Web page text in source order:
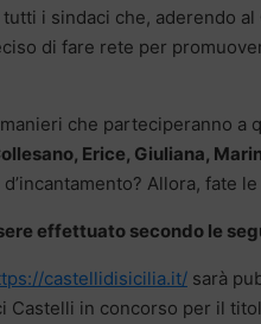
i sindaci che, aderendo al
di fare rete per
che parteciperanno a
Erice, Giuliana,
Allora, fate
effettuato secondo le
castellidisicilia.it/ sarà
Castelli in concorso per il